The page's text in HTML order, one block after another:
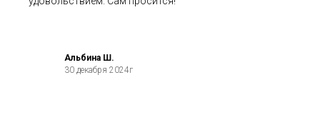
Альбина Ш.
30 декабря 2024г